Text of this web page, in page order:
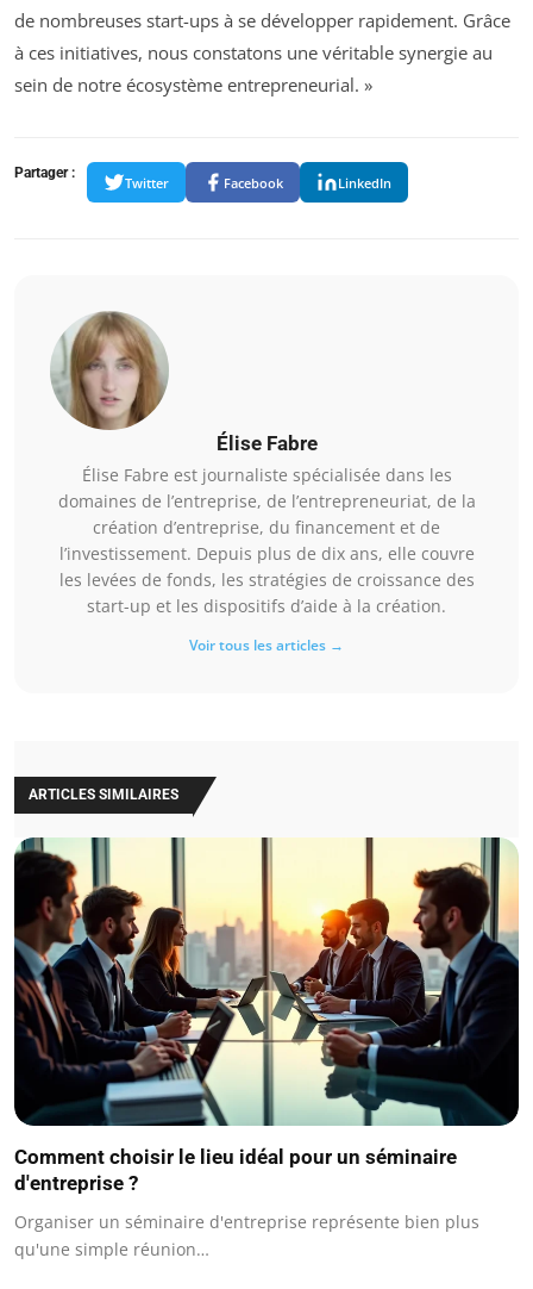
de nombreuses start-ups à se développer rapidement. Grâce
à ces initiatives, nous constatons une véritable synergie au
sein de notre écosystème entrepreneurial. »
Partager :
Twitter Facebook LinkedIn
Élise Fabre
Élise Fabre est journaliste spécialisée dans les
domaines de l’entreprise, de l’entrepreneuriat, de la
création d’entreprise, du financement et de
l’investissement. Depuis plus de dix ans, elle couvre
les levées de fonds, les stratégies de croissance des
start-up et les dispositifs d’aide à la création.
Voir tous les articles →
ARTICLES SIMILAIRES
Comment choisir le lieu idéal pour un séminaire
d'entreprise ?
Organiser un séminaire d'entreprise représente bien plus
qu'une simple réunion…